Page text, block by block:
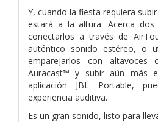
Y, cuando la fiesta requiera
estará a la altura. Acerca
conectarlos a través de
auténtico sonido estéreo, o
emparejarlos con altavoces
Auracast™ y subir aún más
aplicación JBL Portable,
experiencia auditiva.
Es un gran sonido, listo para